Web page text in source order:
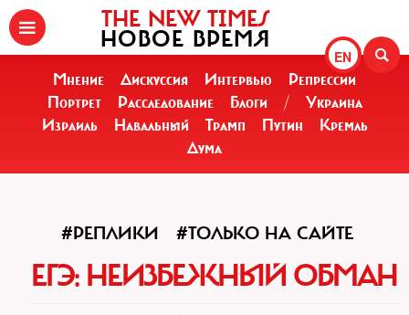
EN
THE NEW TIMES
НОВОЕ ВРЕМЯ
Мнение Дискуссия Интервью
Репрессии
Портрет
Расследование Блоги /
Украина
Израиль
Навальный Трамп Путин
Кремль
Дума
#РЕПЛИКИ #ТОЛЬКО НА САЙТЕ
ЕГЭ: НЕИЗБЕЖНЫЙ ОБМАН